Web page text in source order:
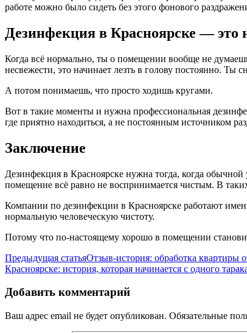
работе можно было сидеть без этого фонового
Дезинфекция в Красноярске —
Когда всё нормально, ты о помещении вообще не
несвежести, это начинает лезть в голову постоянно.
А потом понимаешь, что просто ходишь кругами.
Вот в такие моменты и нужна профессиональная
где приятно находиться, а не постоянным источником
Заключение
Дезинфекция в Красноярске нужна тогда, когда обычной
помещение всё равно не воспринимается чистым. В
Компании по дезинфекции в Красноярске работают
нормальную человеческую чистоту.
Потому что по-настоящему хорошо в помещении
Предыдущая статьяОтзыв-история: обработка квартиры
Красноярске: история, которая начинается с одного
Добавить комментарий
Ваш адрес email не будет опубликован. Обязательные